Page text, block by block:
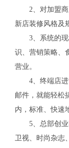
2、对加盟商
新店装修风格及
3、系统的现
识、营销策略、
营业。
4、终端店进
邮件，就能轻松
内，标准、快速
5、总部创业
卫视、时尚杂志